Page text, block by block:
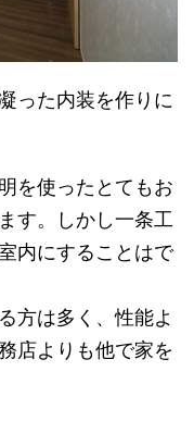
った内装を作りに
を使ったとてもお
す。しかし一条工
内にすることはで
方は多く、性能よ
店よりも他で家を